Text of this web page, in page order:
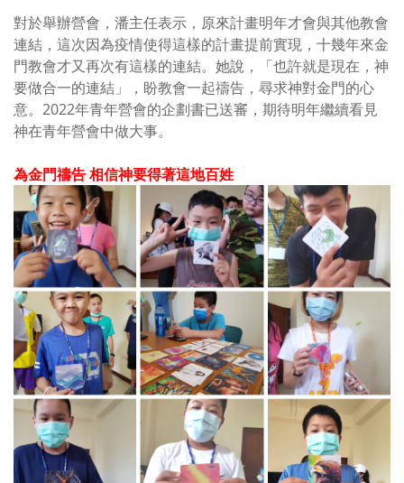
對於舉辦營會，潘主任表示，原來計畫明年才會與其他教會
連結，這次因為疫情使得這樣的計畫提前實現，十幾年來金
門教會才又再次有這樣的連結。她說，「也許就是現在，神
要做合一的連結」，盼教會一起禱告，尋求神對金門的心
意。 2022年青年營會的企劃書已送審，期待明年繼續看見
神在青年營會中做大事。
為金門禱告 相信神要得著這地百姓